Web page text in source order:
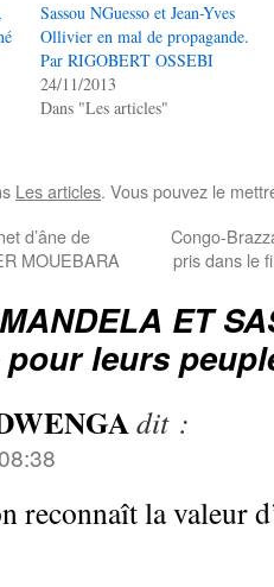
Sassou NGuesso et Jean-Yves
Ollivier en mal de propagande.
Par RIGOBERT OSSEBI
24/11/2013
Dans "Les articles"
Les articles. Vous pouvez le
d’âne de
MOUEBARA
Congo-
pris dans le
MANDELA ET
pour leurs
dit :
reconnaît la valeur